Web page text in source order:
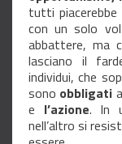
tutti
con un solo
abbattere, ma
lasciano il
individui, che
sono obbligati a
e l’azione. In
nell’altro si